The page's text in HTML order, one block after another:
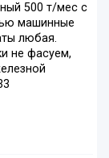
500 т/мес с
машинные
любая.
не фасуем,